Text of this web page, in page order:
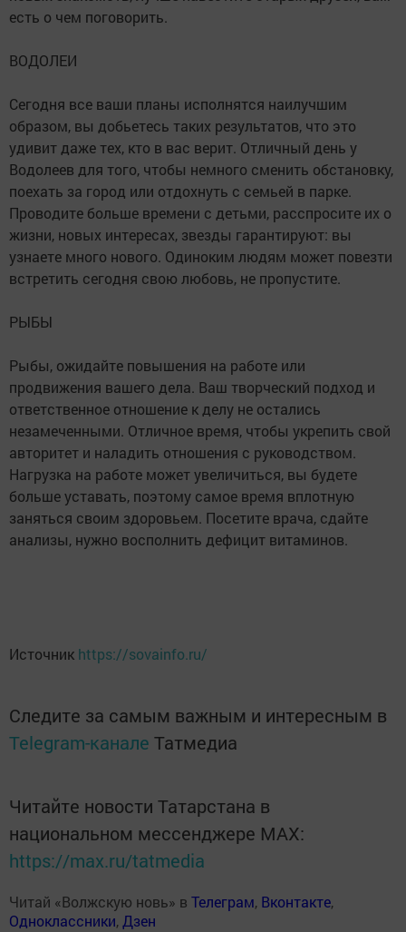
есть о чем поговорить.
ВОДОЛЕИ
Сегодня все ваши планы исполнятся наилучшим
образом, вы добьетесь таких результатов, что это
удивит даже тех, кто в вас верит. Отличный день у
Водолеев для того, чтобы немного сменить обстановку,
поехать за город или отдохнуть с семьей в парке.
Проводите больше времени с детьми, расспросите их о
жизни, новых интересах, звезды гарантируют: вы
узнаете много нового. Одиноким людям может повезти
встретить сегодня свою любовь, не пропустите.
РЫБЫ
Рыбы, ожидайте повышения на работе или
продвижения вашего дела. Ваш творческий подход и
ответственное отношение к делу не остались
незамеченными. Отличное время, чтобы укрепить свой
авторитет и наладить отношения с руководством.
Нагрузка на работе может увеличиться, вы будете
больше уставать, поэтому самое время вплотную
заняться своим здоровьем. Посетите врача, сдайте
анализы, нужно восполнить дефицит витаминов.
Источник https://sovainfo.ru/
Следите за самым важным и интересным в
Telegram-канале Татмедиа
Читайте новости Татарстана в
национальном мессенджере MАХ:
https://max.ru/tatmedia
Читай «Волжскую новь» в Телеграм, Вконтакте,
Одноклассники,Дзен